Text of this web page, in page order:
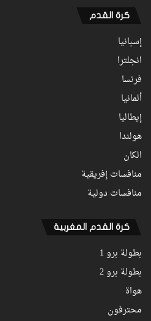
كرة القدم
إسبانيا
انجلترا
فرنسا
ألمانيا
إيطاليا
هولندا
الكان
منافسات إفريقية
منافسات دولية
كرة القدم المغربية
بطولة برو 1
بطولة برو 2
هواة
محترفون